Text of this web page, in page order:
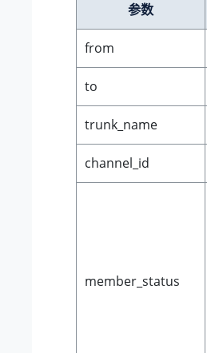
参数
from
to
trunk_name
channel_id
member_status